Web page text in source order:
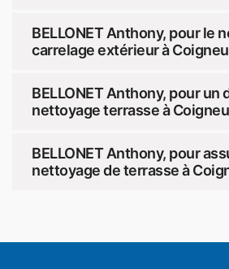
BELLONET Anthony, pour le
carrelage extérieur à
BELLONET Anthony, pour un
nettoyage terrasse à
BELLONET Anthony, pour
nettoyage de terrasse à